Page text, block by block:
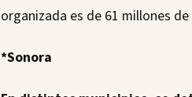
organizada es de 61 millones de
*Sonora